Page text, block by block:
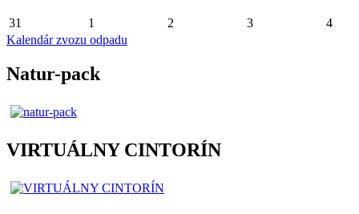
31 1 2 3
4
Kalendár zvozu odpadu
Natur-pack
VIRTUÁLNY CINTORÍN